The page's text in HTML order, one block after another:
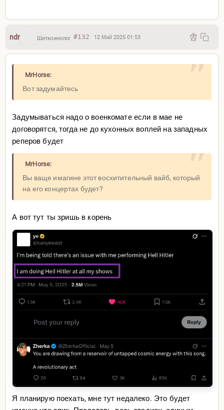
ndr Шиткоинолог #132 12 Май 2025 01:53
MrHorse:
Вот задумайтесь
Задумываться надо о военкомате если в мае не
договорятся, тогда не до кухонных воплей на западных
реперов будет
MrHorse:
Вы ваще имагине этот восхитительный вайб, который
на его концертах будет?
А вот тут ты зришь в корень
Я планирую поехать, мне тут недалеко. Это будет